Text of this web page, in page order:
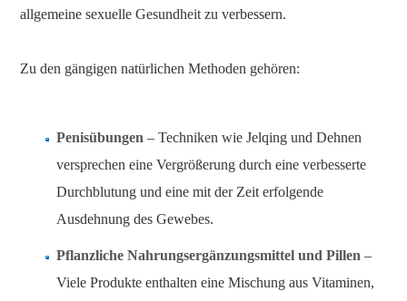
allgemeine sexuelle Gesundheit zu verbessern.
Zu den gängigen natürlichen Methoden gehören:
Penisübungen – Techniken wie Jelqing und Dehnen
versprechen eine Vergrößerung durch eine verbesserte
Durchblutung und eine mit der Zeit erfolgende
Ausdehnung des Gewebes.
Pflanzliche Nahrungsergänzungsmittel und Pillen –
Viele Produkte enthalten eine Mischung aus Vitaminen,